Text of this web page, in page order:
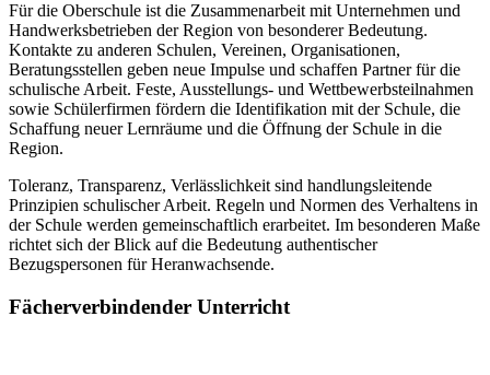
Für die Oberschule ist die Zusammenarbeit mit Unternehmen und
Handwerksbetrieben der Region von besonderer Bedeutung.
Kontakte zu anderen Schulen, Vereinen, Organisationen,
Beratungsstellen geben neue Impulse und schaffen Partner für die
schulische Arbeit. Feste, Ausstellungs- und Wettbewerbsteilnahmen
sowie Schülerfirmen fördern die Identifikation mit der Schule, die
Schaffung neuer Lernräume und die Öffnung der Schule in die
Region.
Toleranz, Transparenz, Verlässlichkeit sind handlungsleitende
Prinzipien schulischer Arbeit. Regeln und Normen des Verhaltens in
der Schule werden gemeinschaftlich erarbeitet. Im besonderen Maße
richtet sich der Blick auf die Bedeutung authentischer
Bezugspersonen für Heranwachsende.
Fächerverbindender Unterricht